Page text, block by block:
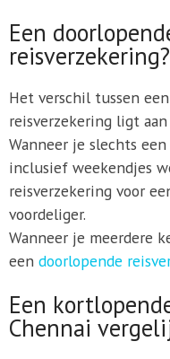
Een
reisverzekering?
Het verschil tussen
reisverzekering ligt
Wanneer je slechts
inclusief weekendjes
reisverzekering voor
voordeliger.
Wanneer je meerdere
een doorlopende
Een
Chennai